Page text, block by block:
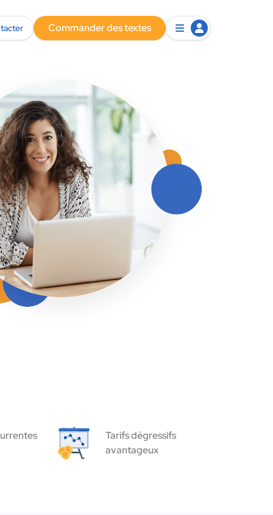
Commander des textes
Tarifs dégressifs
avantageux